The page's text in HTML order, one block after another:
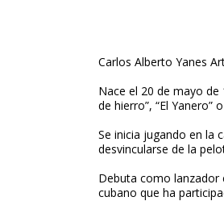
Carlos Alberto Yanes
Nace el 20 de mayo de
de hierro”, “El Yanero”
Se inicia jugando en la
desvincularse de la
Debuta como lanzador
cubano que ha